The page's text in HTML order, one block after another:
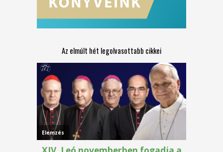
Az elmúlt hét legolvasottabb cikkei